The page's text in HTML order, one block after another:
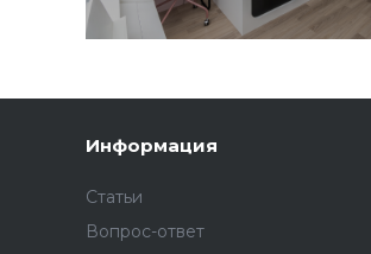
Информация
Статьи
Вопрос-ответ